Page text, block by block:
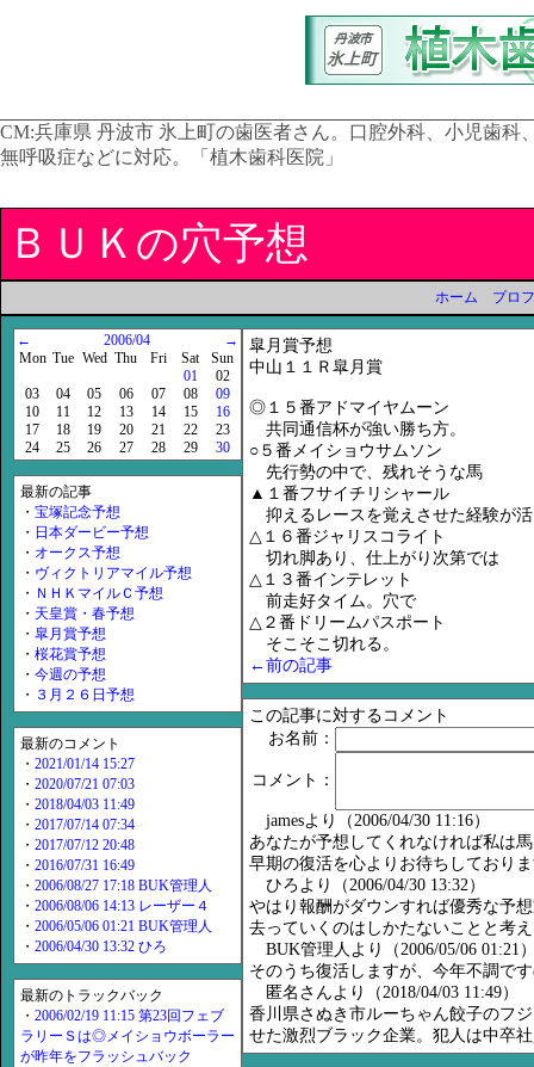
CM:兵庫県 丹波市 氷上町の歯医者さん。口腔外科、小児歯
無呼吸症などに対応。「植木歯科医院」
ＢＵＫの穴予想
ホーム プロ
← 2006/04
→
Mon Tue Wed Thu Fri Sat
Sun
01
02
03
04 05 06 07 08
09
10
11 12 13 14 15
16
17
18 19 20 21 22
23
24
25 26 27 28 29 30
最新の記事
・ 宝塚記念予想
・ 日本ダービー予想
・ オークス予想
・ ヴィクトリアマイル予想
・ ＮＨＫマイルＣ予想
・ 天皇賞・春予想
・ 皐月賞予想
・ 桜花賞予想
・ 今週の予想
・ ３月２６日予想
最新のコメント
・ 2021/01/14 15:27
・ 2020/07/21 07:03
・ 2018/04/03 11:49
・ 2017/07/14 07:34
・ 2017/07/12 20:48
・ 2016/07/31 16:49
・ 2006/08/27 17:18 BUK管理人
・ 2006/08/06 14:13 レーザー４
・ 2006/05/06 01:21 BUK管理人
・ 2006/04/30 13:32 ひろ
最新のトラックバック
・ 2006/02/19 11:15 第23回フェブ
ラリーＳは◎メイショウボーラー
が昨年をフラッシュバック
皐月賞予想
中山１１Ｒ皐月賞
◎１５番アドマイヤムーン
共同通信杯が強い勝ち方。
○５番メイショウサムソン
先行勢の中で、残れそうな馬
▲１番フサイチリシャール
抑えるレースを覚えさせた経験が
△１６番ジャリスコライト
切れ脚あり、仕上がり次第では
△１３番インテレット
前走好タイム。穴で
△２番ドリームパスポート
そこそこ切れる。
←前の記事
この記事に対するコメント
お名前：
コメント：
jamesより（2006/04/30 11:16）
あなたが予想してくれなければ私は
早期の復活を心よりお待ちしており
ひろより（2006/04/30 13:32）
やはり報酬がダウンすれば優秀な予
去っていくのはしかたないことと考
BUK管理人より（2006/05/06 01:21
そのうち復活しますが、今年不調で
匿名さんより（2018/04/03 11:49）
香川県さぬき市ルーちゃん餃子のフ
せた激烈ブラック企業。犯人は中卒